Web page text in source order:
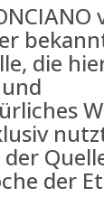
die
der
der